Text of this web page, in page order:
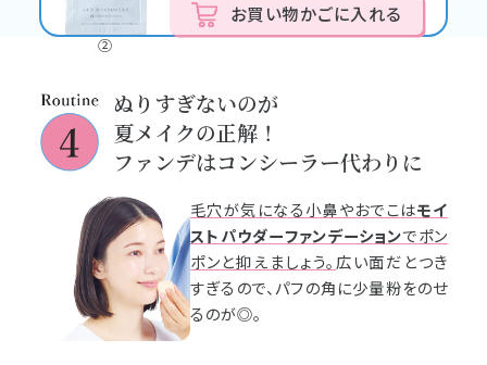
②
お買い物かごに入れる
ぬりすぎないのが
夏メイクの正解！
ファンデはコンシーラー代わりに
毛穴が気になる小鼻やおでこはモイ
ストパウダーファンデーションでポン
ポンと抑えましょう。広い面だとつき
すぎるので、パフの角に少量粉をのせ
るのが◎。